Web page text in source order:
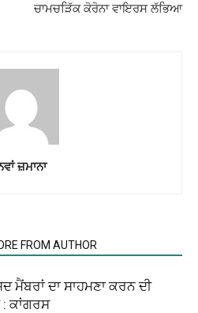
ਚਾਮਚੜਿੱਕ ਕੋਰੋਨਾ ਵਾਇਰਸ ਲੱਭਿਆ
ਜ਼ਮਾਨਾ
FROM AUTHOR
ਮੈਂਬਰਾਂ ਦਾ ਸਾਹਮਣਾ ਕਰਨ ਦੀ
: ਕਾਂਗਰਸ